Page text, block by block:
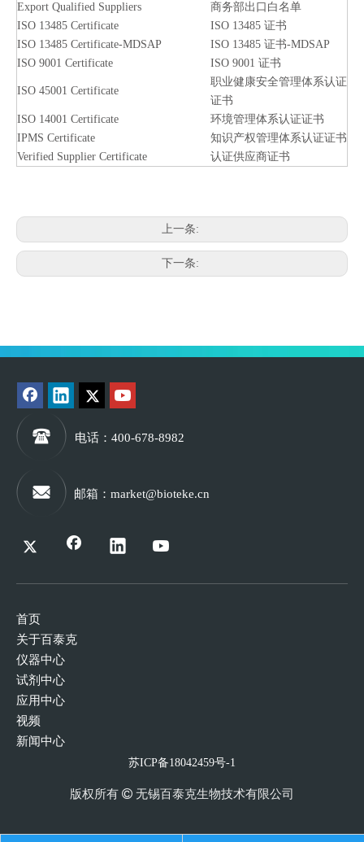
Export Qualified Suppliers
商务部出口白名单
ISO 13485 Certificate
ISO 13485 证书
ISO 13485 Certificate-MDSAP
ISO 13485 证书-MDSAP
ISO 9001 Certificate
ISO 9001 证书
ISO 45001 Certificate
职业健康安全管理体系认证
证书
ISO 14001 Certificate
环境管理体系认证证书
IPMS Certificate
知识产权管理体系认证证书
Verified Supplier Certificate
认证供应商证书
上一条:
下一条:
电话 ：400-678-8982
邮箱 ： market@bioteke.cn
首页
关于百泰克
仪器中心
试剂中心
应用中心
视频
新闻中心
苏ICP备18042459号-1
版权所有  无锡百泰克生物技术有限公司